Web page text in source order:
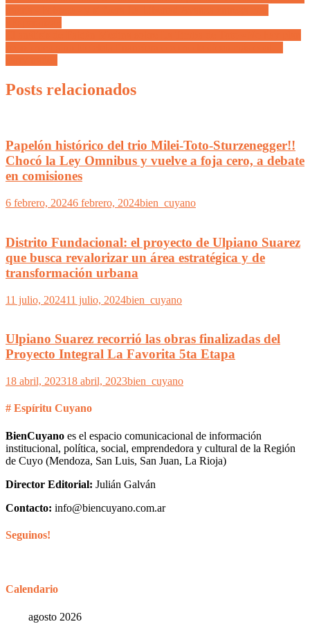
Posts relacionados
Papelón histórico del trio Milei-Toto-Sturzenegger!!
Chocó la Ley Omnibus y vuelve a foja cero, a debate
en comisiones
6 febrero, 20246 febrero, 2024bien_cuyano
Distrito Fundacional: el proyecto de Ulpiano Suarez
que busca revalorizar un área estratégica y de
transformación urbana
11 julio, 202411 julio, 2024bien_cuyano
Ulpiano Suarez recorrió las obras finalizadas del
Proyecto Integral La Favorita 5ta Etapa
18 abril, 202318 abril, 2023bien_cuyano
# Espíritu Cuyano
BienCuyano es el espacio comunicacional de información
institucional, política, social, emprendedora y cultural de la Región
de Cuyo (Mendoza, San Luis, San Juan, La Rioja)
Director Editorial: Julián Galván
Contacto: info@biencuyano.com.ar
Seguinos!
Calendario
agosto 2026